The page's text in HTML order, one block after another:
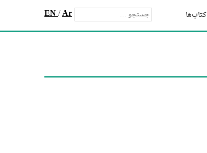
EN/Ar کتاب‌ها